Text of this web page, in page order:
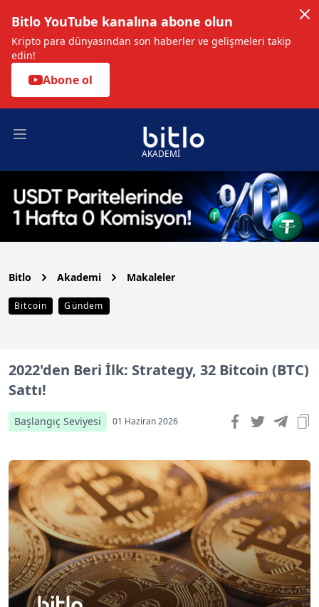
Bitlo YouTube kanalına abone olun
Kripto para dünyasından son haberler ve gelişmeleri takip
edin!
Abone ol
Open main menu
AKADEMİ
Bitlo Akademi Makaleler
Bitcoin Gündem
2022'den Beri İlk: Strategy, 32 Bitcoin (BTC)
Sattı!
Başlangıç Seviyesi 01 Haziran 2026